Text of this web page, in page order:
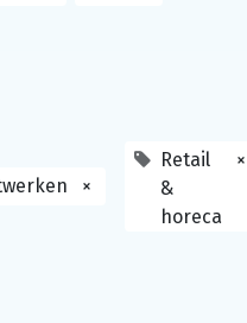
×
Retail
&
horeca
×